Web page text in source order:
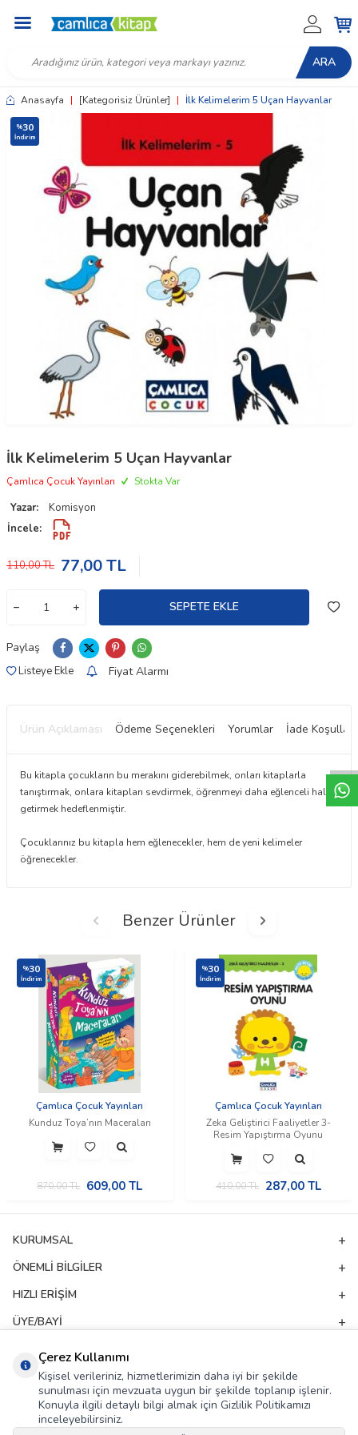
ARA
Anasayfa | [Kategorisiz Ürünler] | İlk Kelimelerim 5 Uçan Hayvanlar
%30
İndirim
İlk Kelimelerim 5 Uçan Hayvanlar
Çamlıca Çocuk Yayınları Stokta Var
Yazar:
Komisyon
İncele:
110,00TL 77,00TL
SEPETE EKLE
Paylaş
Listeye Ekle Fiyat Alarmı
Ürün Açıklaması Ödeme Seçenekleri Yorumlar İade Koşulları
Bu kitapla çocukların bu merakını giderebilmek, onları kitaplarla
tanıştırmak, onlara kitapları sevdirmek, öğrenmeyi daha eğlenceli hale
getirmek hedeflenmiştir.
Çocuklarınız bu kitapla hem eğlenecekler, hem de yeni kelimeler
öğrenecekler.
Benzer Ürünler
%30
İndirim
Çamlıca Çocuk Yayınları
Kunduz Toya’nın Maceraları
870,00TL 609,00 TL
%30
İndirim
Çamlıca Çocuk Yayınları
Zeka Geliştirici Faaliyetler 3-
Resim Yapıştırma Oyunu
410,00TL 287,00TL
KURUMSAL
ÖNEMLI BILGILER
HIZLI ERIŞIM
ÜYE/BAYI
ADRES & İLETIŞIM
E-Bülten Aboneliği
Kampanya ve yeniliklerden haberdar olmak için e-bültenimize abone olun!
Çerez Kullanımı
Kişisel verileriniz, hizmetlerimizin daha iyi bir şekilde
sunulması için mevzuata uygun bir şekilde toplanıp işlenir.
Konuyla ilgili detaylı bilgi almak için Gizlilik Politikamızı
inceleyebilirsiniz.